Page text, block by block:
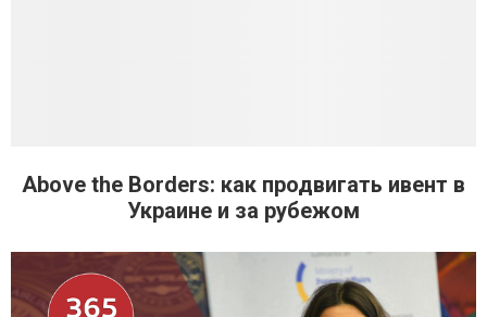
Above the Borders: как продвигать ивент в
Украине и за рубежом